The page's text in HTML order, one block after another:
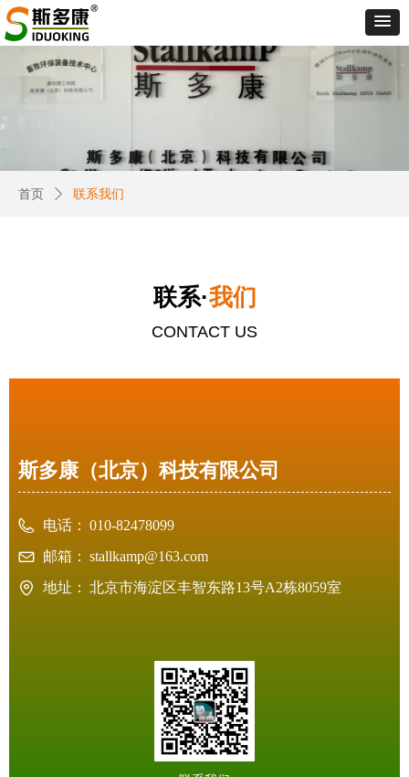
首页 ꄲ 联系我们
联系·我们
CONTACT US
斯多康（北京）科技有限公司
电话： 010-82478099
邮箱： stallkamp@163.com
地址： 北京市海淀区丰智东路13号A2栋8059室